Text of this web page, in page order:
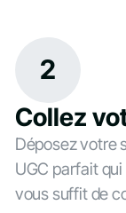
2
Collez
Déposez votre
UGC parfait
vous suffit de